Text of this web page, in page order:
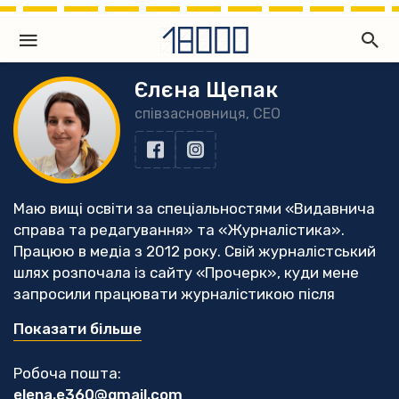
Єлєна Щепак
співзасновниця, CEO
Маю вищі освіти за спеціальностями «Видавнича
справа та редагування» та «Журналістика».
Працюю в медіа з 2012 року. Свій журналістський
шлях розпочала із сайту «Прочерк», куди мене
запросили працювати журналістикою після
Опісля стала головною редакторкою сайту
працювала на цій же посаді у медіа «Інфоміст». У
Показати більше
Робоча пошта:
elena.e360@gmail.com